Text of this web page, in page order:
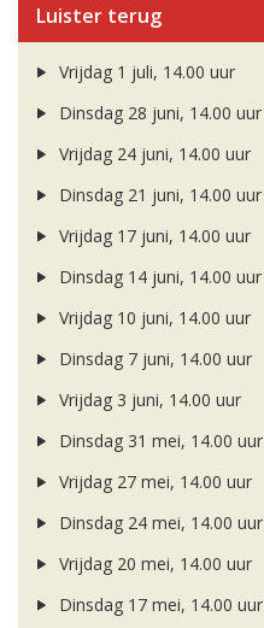
Luister terug
Vrijdag 1 juli, 14.00 uur
Dinsdag 28 juni, 14.00 uur
Vrijdag 24 juni, 14.00 uur
Dinsdag 21 juni, 14.00 uur
Vrijdag 17 juni, 14.00 uur
Dinsdag 14 juni, 14.00 uur
Vrijdag 10 juni, 14.00 uur
Dinsdag 7 juni, 14.00 uur
Vrijdag 3 juni, 14.00 uur
Dinsdag 31 mei, 14.00 uur
Vrijdag 27 mei, 14.00 uur
Dinsdag 24 mei, 14.00 uur
Vrijdag 20 mei, 14.00 uur
Dinsdag 17 mei, 14.00 uur